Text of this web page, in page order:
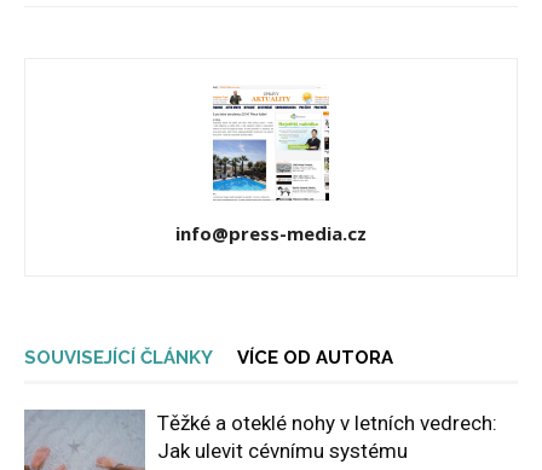
info@press-media.cz
SOUVISEJÍCÍ ČLÁNKY VÍCE OD AUTORA
Těžké a oteklé nohy v letních vedrech:
Jak ulevit cévnímu systému